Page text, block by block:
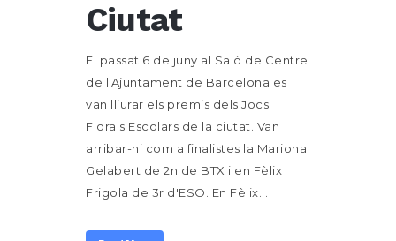
Ciutat
El passat 6 de juny al Saló de Centre
de l'Ajuntament de Barcelona es
van lliurar els premis dels Jocs
Florals Escolars de la ciutat. Van
arribar-hi com a finalistes la Mariona
Gelabert de 2n de BTX i en Fèlix
Frigola de 3r d'ESO. En Fèlix...